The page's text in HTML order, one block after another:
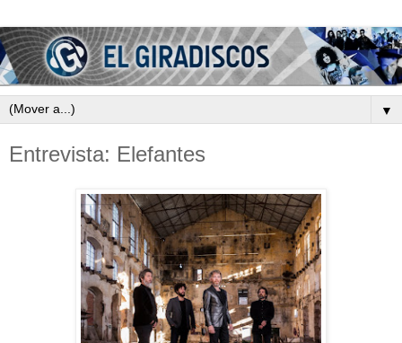
▼
Entrevista: Elefantes